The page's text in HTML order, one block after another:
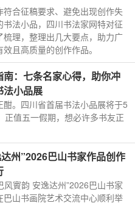
符合征稿要求、避免出现创作失
法小品，四川书法家网特对征
梳理，整理出几大要点，助力广
且高质量的创作作品。
：七条名家心得，助你冲
法小品展
。四川省首届书法小品展将于5
正值五一假期，想必许多书友正
州”2026巴山书家作品创作
风賨韵 安逸达州”2026巴山书家
巴山书画院艺术交流中心顺利举